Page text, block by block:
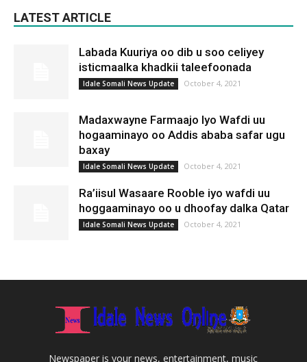
LATEST ARTICLE
Labada Kuuriya oo dib u soo celiyey
isticmaalka khadkii taleefoonada
Idale Somali News Update October 4, 2021
Madaxwayne Farmaajo Iyo Wafdi uu
hogaaminayo oo Addis ababa safar ugu
baxay
Idale Somali News Update October 4, 2021
Ra’iisul Wasaare Rooble iyo wafdi uu
hoggaaminayo oo u dhoofay dalka Qatar
Idale Somali News Update October 4, 2021
Newspaper is your news, entertainment, music